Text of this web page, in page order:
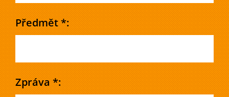
Předmět *:
Zpráva *: